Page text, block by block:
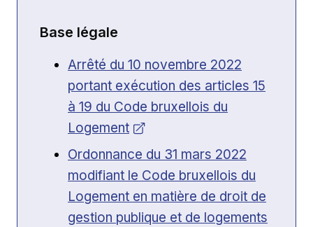
Base légale
Ouvrir dans une nouvelle fenêtre
Arrêté du 10 novembre 2022
portant exécution des articles 15
à 19 du Code bruxellois du
Logement
Ouvrir dans une nouvelle fenêtre
Ordonnance du 31 mars 2022
modifiant le Code bruxellois du
Logement en matière de droit de
gestion publique et de logements